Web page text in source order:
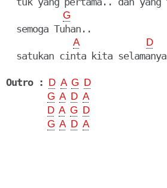
G
  semoga Tuhan..
A D
satukan cinta kita
Outro : D A G D
G A D A
D A G D
G A D A